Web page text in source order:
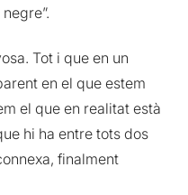
Tot i que en un
en el que estem
el que en realitat està
hi ha entre tots dos
finalment